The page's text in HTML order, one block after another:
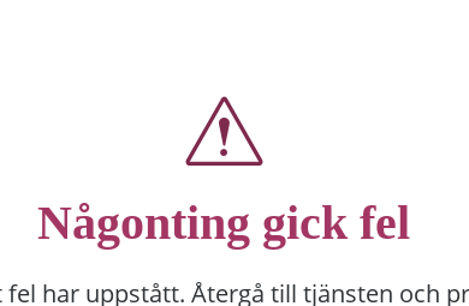
Någonting gick fel
fel har uppstått. Återgå till tjänsten och